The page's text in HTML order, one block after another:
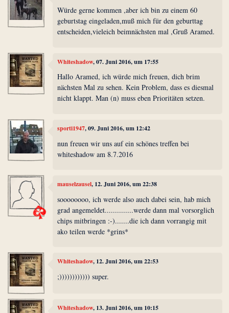
Würde gerne kommen ,aber ich bin zu einem 60
geburtstag eingeladen,muß mich für den geburttag
entscheiden,vieleich beimnächsten mal ,Gruß Aramed.
Whiteshadow, 07. Juni 2016, um 17:55
Hallo Aramed, ich würde mich freuen, dich brim
nächsten Mal zu sehen. Kein Problem, dass es diesmal
nicht klappt. Man (n) muss eben Prioritäten setzen.
sporti1947, 09. Juni 2016, um 12:42
nun freuen wir uns auf ein schönes treffen bei
whiteshadow am 8.7.2016
mauselzausel, 12. Juni 2016, um 22:38
soooooooo, ich werde also auch dabei sein, hab mich
grad angemeldet..............werde dann mal vorsorglich
chips mitbringen :-).......die ich dann vorrangig mit
ako teilen werde *grins*
Whiteshadow, 12. Juni 2016, um 22:53
;)))))))))))) super.
Whiteshadow, 13. Juni 2016, um 10:15